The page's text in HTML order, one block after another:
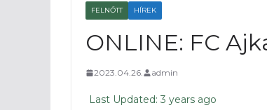
FELNŐTT HÍREK
ONLINE: FC
2023.04.26. admin
Last Updated: 3 years ago